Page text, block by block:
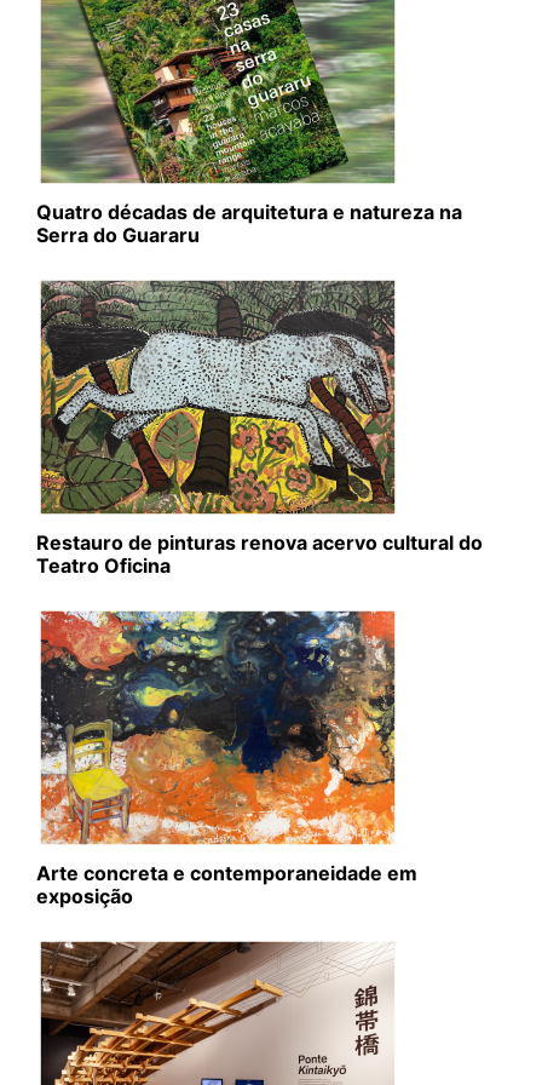
Quatro décadas de arquitetura e natureza na
Serra do Guararu
Restauro de pinturas renova acervo cultural do
Teatro Oficina
Arte concreta e contemporaneidade em
exposição